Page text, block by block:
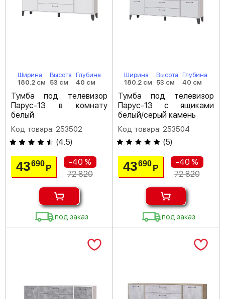
Ширина
180.2 см
Высота
53 см
Глубина
40 см
Тумба под телевизор
Парус-13 в комнату
белый
Код товара: 253502
(4.5)
43690Р
-40 %
72 820
под заказ
Ширина
180.2 см
Высота
53 см
Глубина
40 см
Тумба под телевизор
Парус-13 с ящиками
белый/серый камень
Код товара: 253504
(5)
43690 Р
-40 %
72 820
под заказ